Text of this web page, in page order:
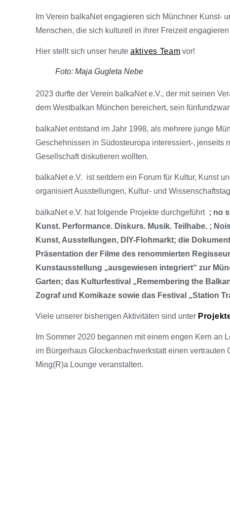
Im Verein balkaNet engagieren sich Münchner Kunst-
Menschen, die sich kulturell in ihrer Freizeit
Hier stellt sich unser heute aktives Team vor!
Foto: Maja Gugleta Nebe
2023 durfte der Verein balkaNet e.V., der mit seinen
dem Westbalkan München bereichert, sein
balkaNet entstand im Jahr 1998, als mehrere junge
Geschehnissen in Südosteuropa interessiert-, jenseits
Gesellschaft diskutieren wollten.
balkaNet e.V. ist seitdem ein Forum für Kultur, Kunst
organisiert Ausstellungen, Kultur- und
balkaNet e.V. hat folgende Projekte durchgeführt ; no
Kunst. Performance. Diskurs. Musik. Teilhabe. ;
Kunst, Ausstellungen, DIY-Flohmarkt; die
Präsentation der Filme des renommierten
Kunstausstellung „ausgewiesen integriert“ zur
Garten; das Kulturfestival „Remembering the
Zograf und Komikaze sowie das Festival „Station
Viele unserer bisherigen Aktivitäten sind unter
Im Sommer 2020 begannen mit einem engen Kern
im Bürgerhaus Glockenbachwerkstatt einen
Ming(R)a Lounge veranstalten.